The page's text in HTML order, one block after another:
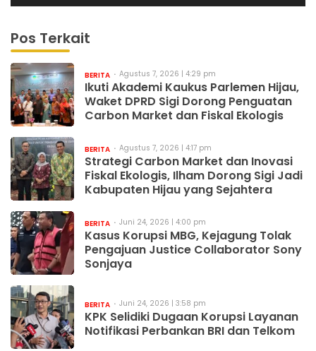
Pos Terkait
BERITA Agustus 7, 2026 | 4:29 pm
Ikuti Akademi Kaukus Parlemen Hijau,
Waket DPRD Sigi Dorong Penguatan
Carbon Market dan Fiskal Ekologis
BERITA Agustus 7, 2026 | 4:17 pm
Strategi Carbon Market dan Inovasi
Fiskal Ekologis, Ilham Dorong Sigi Jadi
Kabupaten Hijau yang Sejahtera
BERITA Juni 24, 2026 | 4:00 pm
Kasus Korupsi MBG, Kejagung Tolak
Pengajuan Justice Collaborator Sony
Sonjaya
BERITA Juni 24, 2026 | 3:58 pm
KPK Selidiki Dugaan Korupsi Layanan
Notifikasi Perbankan BRI dan Telkom